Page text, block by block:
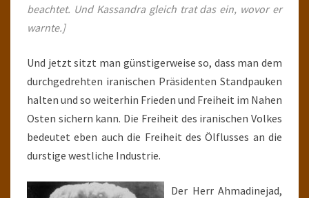
beachtet. Und Kassandra gleich trat das ein, wovor er
warnte.]
Und jetzt sitzt man günstigerweise so, dass man dem
durchgedrehten iranischen Präsidenten Standpauken
halten und so weiterhin Frieden und Freiheit im Nahen
Osten sichern kann. Die Freiheit des iranischen Volkes
bedeutet eben auch die Freiheit des Ölflusses an die
durstige westliche Industrie.
Der Herr Ahmadinejad,